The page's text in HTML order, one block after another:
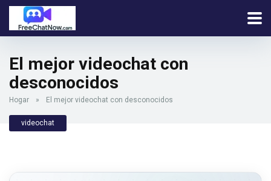
El mejor videochat con
desconocidos
Hogar » El mejor videochat con desconocidos
videochat